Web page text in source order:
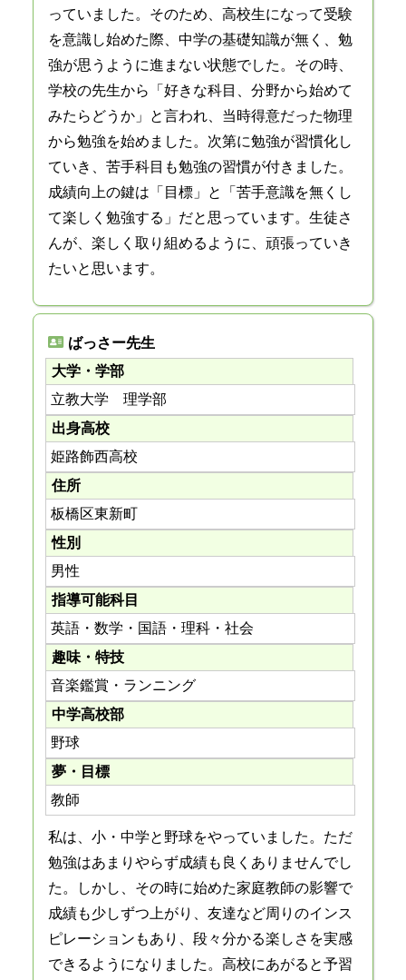
っていました。そのため、高校生になって受験
を意識し始めた際、中学の基礎知識が無く、勉
強が思うように進まない状態でした。その時、
学校の先生から「好きな科目、分野から始めて
みたらどうか」と言われ、当時得意だった物理
から勉強を始めました。次第に勉強が習慣化し
ていき、苦手科目も勉強の習慣が付きました。
成績向上の鍵は「目標」と「苦手意識を無くし
て楽しく勉強する」だと思っています。生徒さ
んが、楽しく取り組めるように、頑張っていき
たいと思います。
ばっさー先生
大学・学部
立教大学 理学部
出身高校
姫路飾西高校
住所
板橋区東新町
性別
男性
指導可能科目
英語・数学・国語・理科・社会
趣味・特技
音楽鑑賞・ランニング
中学高校部
野球
夢・目標
教師
私は、小・中学と野球をやっていました。ただ
勉強はあまりやらず成績も良くありませんでし
た。しかし、その時に始めた家庭教師の影響で
成績も少しずつ上がり、友達など周りのインス
ピレーションもあり、段々分かる楽しさを実感
できるようになりました。高校にあがると予習